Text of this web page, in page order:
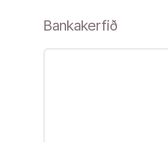
Bankakerfið